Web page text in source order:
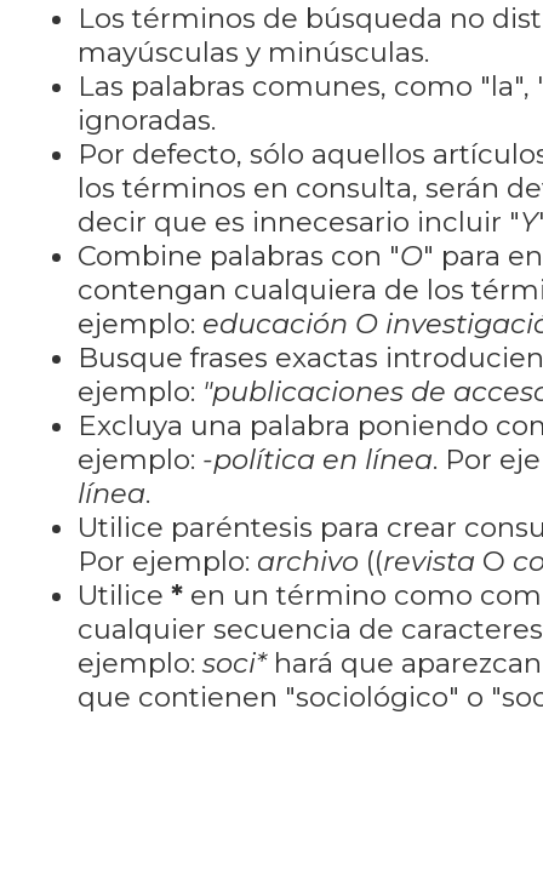
Los términos de búsqueda no
mayúsculas y minúsculas.
Las palabras comunes, como "la",
ignoradas.
Por defecto, sólo aquellos
los términos en consulta, serán
decir que es innecesario incluir "Y
Combine palabras con "O" para
contengan cualquiera de los
ejemplo: educación O
Busque frases exactas
ejemplo: "publicaciones de
Excluya una palabra poniendo
ejemplo: -política en línea. Por
línea.
Utilice paréntesis para crear
Por ejemplo: archivo ((revista O
Utilice *en un término como
cualquier secuencia de
ejemplo: soci*hará que
que contienen "sociológico" o